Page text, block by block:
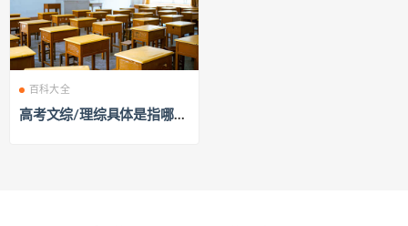
百科大全
高考文综/理综具体是指哪几